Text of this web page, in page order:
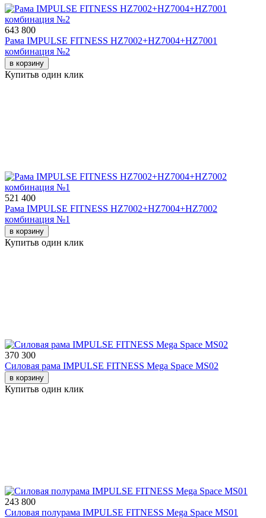
643 800
Рама IMPULSE FITNESS HZ7002+HZ7004+HZ7001
комбинация №2
в корзину
Купитьв один клик
521 400
Рама IMPULSE FITNESS HZ7002+HZ7004+HZ7002
комбинация №1
в корзину
Купитьв один клик
370 300
Силовая рама IMPULSE FITNESS Mega Space MS02
в корзину
Купитьв один клик
243 800
Силовая полурама IMPULSE FITNESS Mega Space MS01